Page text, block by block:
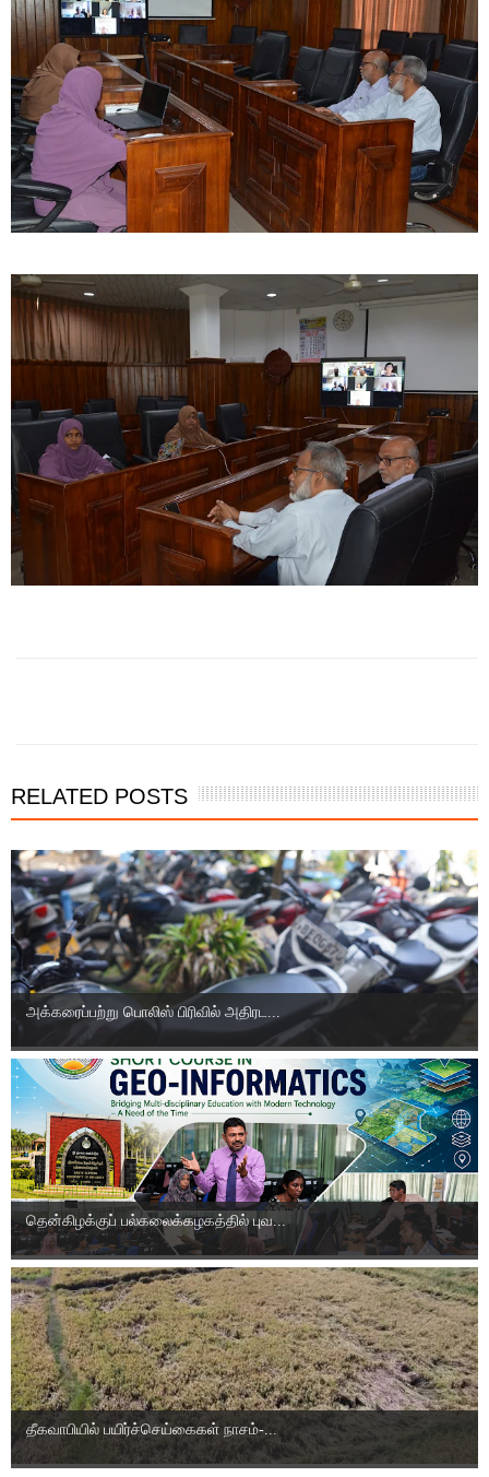
RELATED POSTS
அக்கரைப்பற்று பொலிஸ் பிரிவில் அதிரட...
தென்கிழக்குப் பல்கலைக்கழகத்தில் புவ...
தீகவாபியில் பயிர்ச்செய்கைகள் நாசம்-...